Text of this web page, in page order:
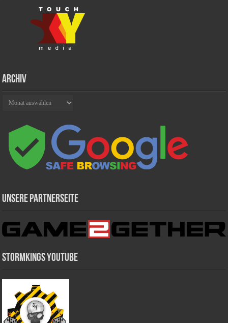
Archiv
Unsere Partnerseite
Stormkings Youtube